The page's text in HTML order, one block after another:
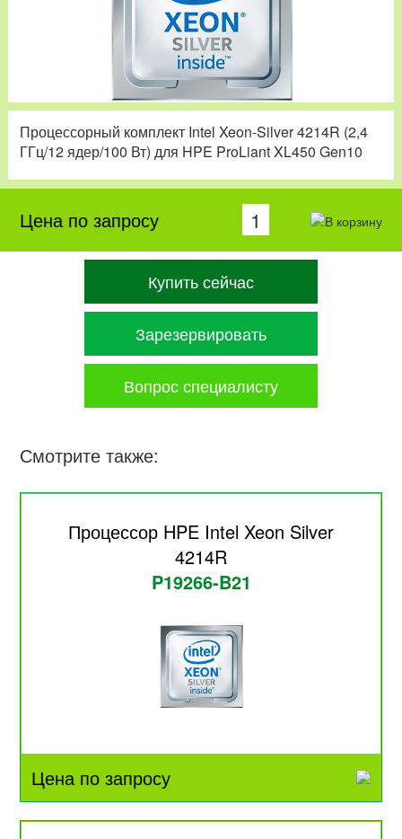
Процессорный комплект Intel Xeon-Silver 4214R (2,4
ГГц/12 ядер/100 Вт) для HPE ProLiant XL450 Gen10
Цена по запросу
Купить сейчас
Зарезервировать
Вопрос специалисту
Смотрите также:
Процессор HPE Intel Xeon Silver
4214R
P19266-B21
Цена по запросу